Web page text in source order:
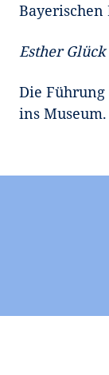
Esther Glück
Die
ins Museum.